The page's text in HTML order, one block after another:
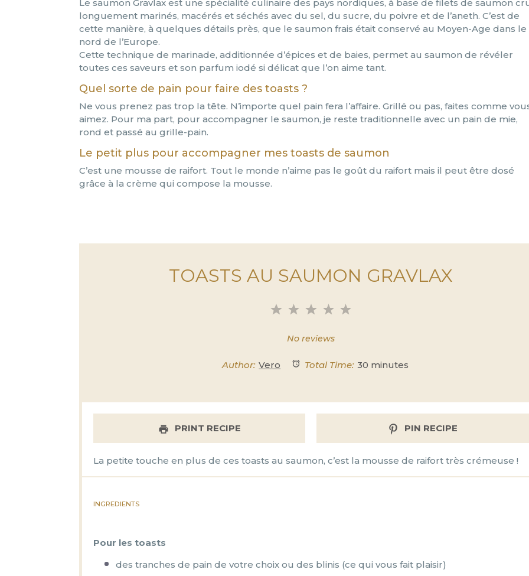
Le saumon Gravlax est une spécialité culinaire des pays nordiques, à base de filets de saumon
longuement marinés, macérés et séchés avec du sel, du sucre, du poivre et de l’aneth. C’est de
cette manière, à quelques détails près, que le saumon frais était conservé au Moyen-Age dans le
nord de l’Europe.
Cette technique de marinade, additionnée d’épices et de baies, permet au saumon de révéler
toutes ces saveurs et son parfum iodé si délicat que l’on aime tant.
Quel sorte de pain pour faire des toasts ?
Ne vous prenez pas trop la tête. N’importe quel pain fera l’affaire. Grillé ou pas, faites comme
aimez. Pour ma part, pour accompagner le saumon, je reste traditionnelle avec un pain de mie,
rond et passé au grille-pain.
Le petit plus pour accompagner mes toasts de saumon
C’est une mousse de raifort. Tout le monde n’aime pas le goût du raifort mais il peut être dosé
grâce à la crème qui compose la mousse.
TOASTS AU SAUMON GRAVLAX
5
4
3
2
1
No reviews
Author: Vero Total Time: 30 minutes
PRINT RECIPE PIN RECIPE
La petite touche en plus de ces toasts au saumon, c’est la mousse de raifort très crémeuse !
INGREDIENTS
Pour les toasts
des tranches de pain de votre choix ou des blinis (ce qui vous fait plaisir)